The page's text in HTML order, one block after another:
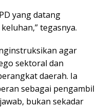
yang datang
tegasnya.
agar
sektoral dan
daerah. Ia
sebagai pengambil
bukan sekadar